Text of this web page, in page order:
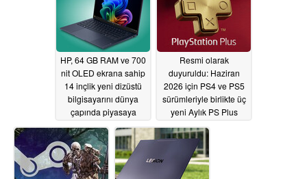
HP, 64 GB RAM ve 700
nit OLED ekrana sahip
14 inçlik yeni dizüstü
bilgisayarını dünya
çapında piyasaya
sürdü05/26/2026
Resmi olarak
duyuruldu: Haziran
2026 için PS4 ve PS5
sürümleriyle birlikte üç
yeni Aylık PS Plus
Oyunu duyuruldu
05/26/2026